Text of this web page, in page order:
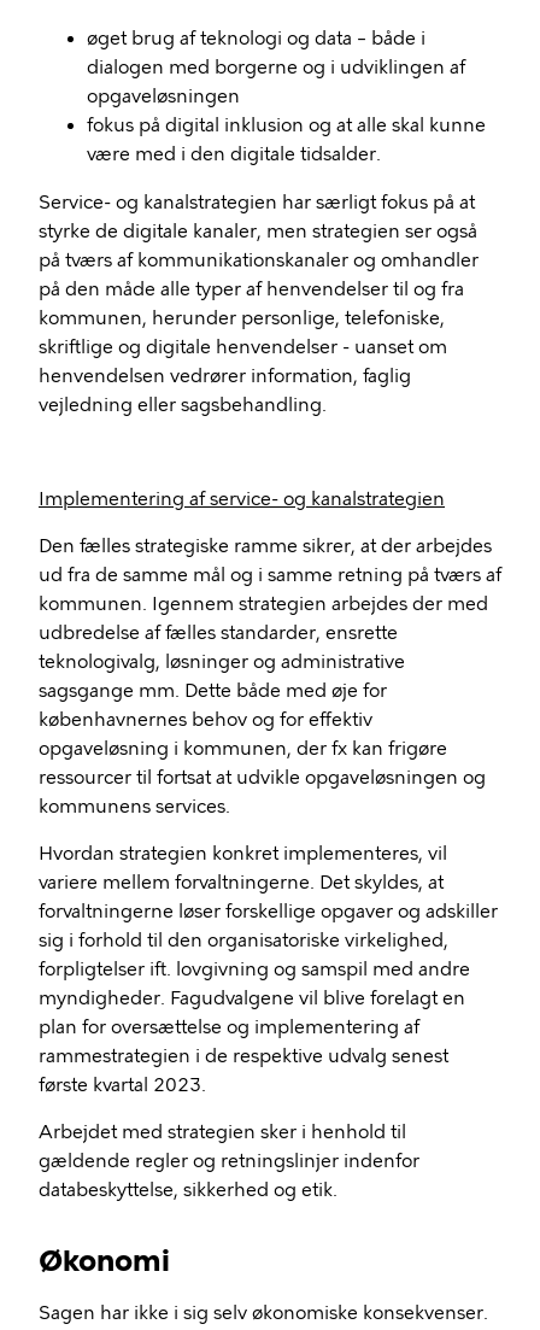
øget brug af teknologi og data – både i
dialogen med borgerne og i udviklingen af
opgaveløsningen
fokus på digital inklusion og at alle skal kunne
være med i den digitale tidsalder.
Service- og kanalstrategien har særligt fokus på at
styrke de digitale kanaler, men strategien ser også
på tværs af kommunikationskanaler og omhandler
på den måde alle typer af henvendelser til og fra
kommunen, herunder personlige, telefoniske,
skriftlige og digitale henvendelser - uanset om
henvendelsen vedrører information, faglig
vejledning eller sagsbehandling.
Implementering af service- og kanalstrategien
Den fælles strategiske ramme sikrer, at der arbejdes
ud fra de samme mål og i samme retning på tværs af
kommunen. Igennem strategien arbejdes der med
udbredelse af fælles standarder, ensrette
teknologivalg, løsninger og administrative
sagsgange mm. Dette både med øje for
københavnernes behov og for effektiv
opgaveløsning i kommunen, der fx kan frigøre
ressourcer til fortsat at udvikle opgaveløsningen og
kommunens services.
Hvordan strategien konkret implementeres, vil
variere mellem forvaltningerne. Det skyldes, at
forvaltningerne løser forskellige opgaver og adskiller
sig i forhold til den organisatoriske virkelighed,
forpligtelser ift. lovgivning og samspil med andre
myndigheder. Fagudvalgene vil blive forelagt en
plan for oversættelse og implementering af
rammestrategien i de respektive udvalg senest
første kvartal 2023.
Arbejdet med strategien sker i henhold til
gældende regler og retningslinjer indenfor
databeskyttelse, sikkerhed og etik.
Økonomi
Sagen har ikke i sig selv økonomiske konsekvenser.